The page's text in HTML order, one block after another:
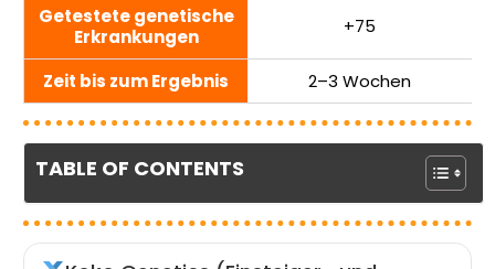
Getestete genetische
Erkrankungen
+75
Zeit bis zum Ergebnis 2–3 Wochen
TABLE OF CONTENTS